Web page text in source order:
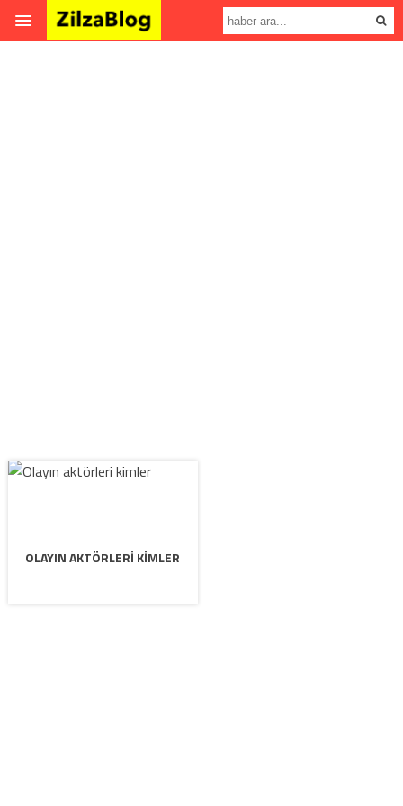
OLAYIN AKTÖRLERI KIMLER